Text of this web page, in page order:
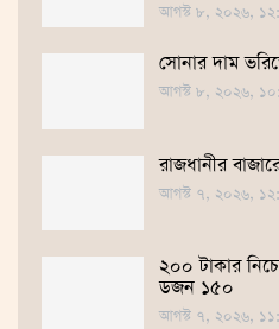
আগস্ট ৮, ২০২৬,
সোনার দাম
আগস্ট ৮, ২০২৬,
রাজধানীর
আগস্ট ৭, ২০২৬,
২০০ টাকার
ডজন ১৫০
আগস্ট ৭, ২০২৬,